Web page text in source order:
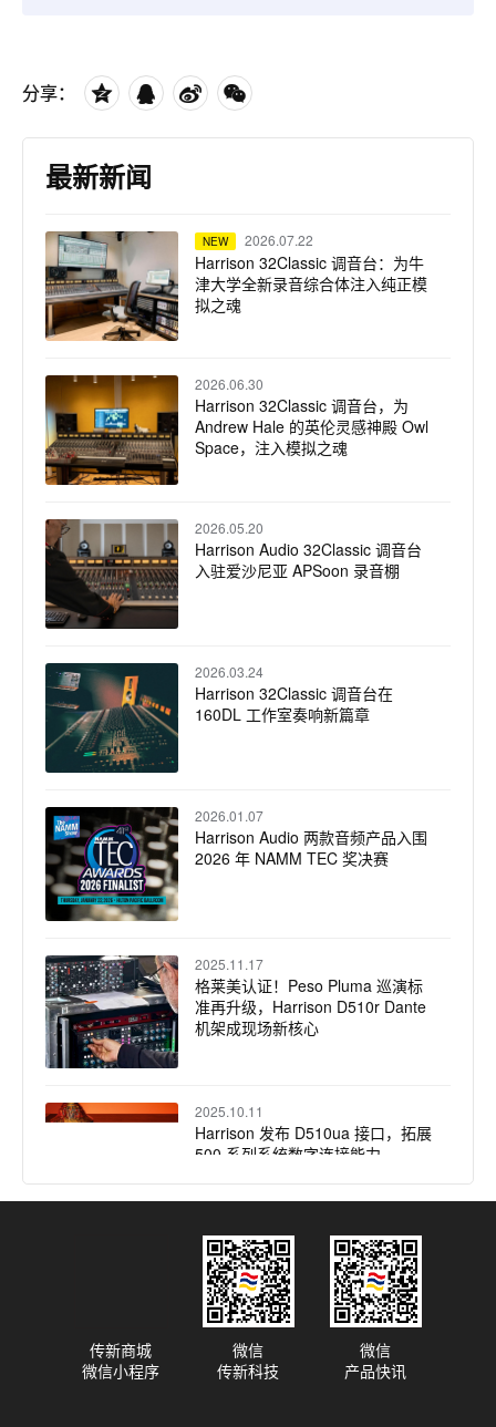
分享：
最新新闻
NEW 2026.07.22
Harrison 32Classic 调音台：为牛
津大学全新录音综合体注入纯正模
拟之魂
2026.06.30
Harrison 32Classic 调音台，为
Andrew Hale 的英伦灵感神殿 Owl
Space，注入模拟之魂
2026.05.20
Harrison Audio 32Classic 调音台
入驻爱沙尼亚 APSoon 录音棚
2026.03.24
Harrison 32Classic 调音台在
160DL 工作室奏响新篇章
2026.01.07
Harrison Audio 两款音频产品入围
2026 年 NAMM TEC 奖决赛
2025.11.17
格莱美认证！Peso Pluma 巡演标
准再升级，Harrison D510r Dante
机架成现场新核心
2025.10.11
Harrison 发布 D510ua 接口，拓展
500 系列系统数字连接能力
2025.09.17
传奇之声 焕新而生：Harrison
32Classic 调音台全面评测（下）
传新商城
微信小程序
微信
传新科技
微信
产品快讯